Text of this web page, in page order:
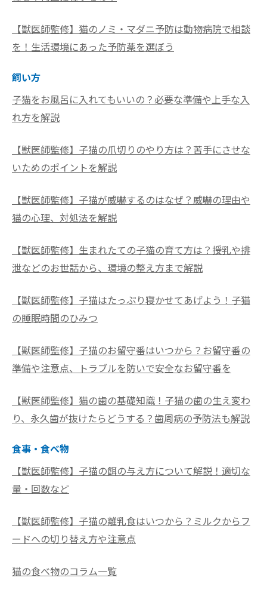
【獣医師監修】猫のノミ・マダニ予防は動物病院で相談
を！生活環境にあった予防薬を選ぼう
飼い方
子猫をお風呂に入れてもいいの？必要な準備や上手な入
れ方を解説
【獣医師監修】子猫の爪切りのやり方は？苦手にさせな
いためのポイントを解説
【獣医師監修】子猫が威嚇するのはなぜ？威嚇の理由や
猫の心理、対処法を解説
【獣医師監修】生まれたての子猫の育て方は？授乳や排
泄などのお世話から、環境の整え方まで解説
【獣医師監修】子猫はたっぷり寝かせてあげよう！子猫
の睡眠時間のひみつ
【獣医師監修】子猫のお留守番はいつから？お留守番の
準備や注意点、トラブルを防いで安全なお留守番を
【獣医師監修】猫の歯の基礎知識！子猫の歯の生え変わ
り、永久歯が抜けたらどうする？歯周病の予防法も解説
食事・食べ物
【獣医師監修】子猫の餌の与え方について解説！適切な
量・回数など
【獣医師監修】子猫の離乳食はいつから？ミルクからフ
ードへの切り替え方や注意点
猫の食べ物のコラム一覧